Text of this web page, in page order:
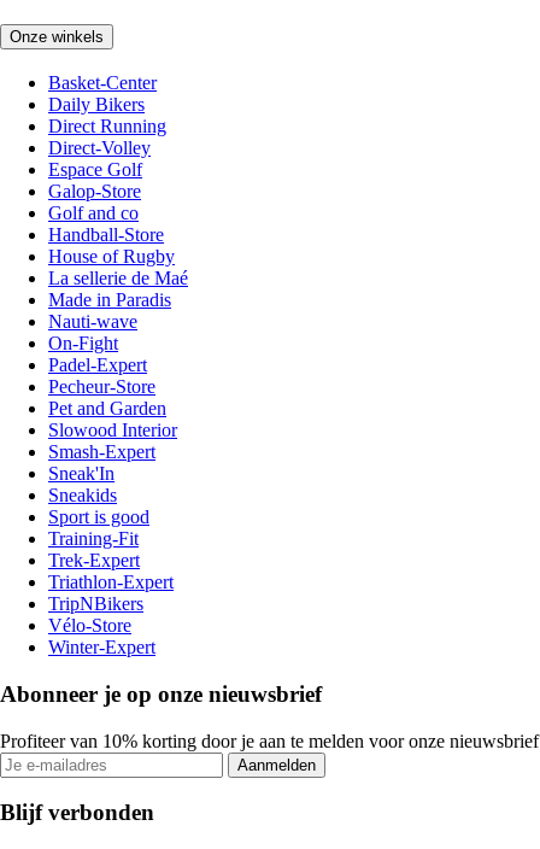
Onze winkels
Basket-Center
Daily Bikers
Direct Running
Direct-Volley
Espace Golf
Galop-Store
Golf and co
Handball-Store
House of Rugby
La sellerie de Maé
Made in Paradis
Nauti-wave
On-Fight
Padel-Expert
Pecheur-Store
Pet and Garden
Slowood Interior
Smash-Expert
Sneak'In
Sneakids
Sport is good
Training-Fit
Trek-Expert
Triathlon-Expert
TripNBikers
Vélo-Store
Winter-Expert
Abonneer je op onze nieuwsbrief
Profiteer van 10% korting door je aan te melden voor onze nieuwsbrief
Aanmelden
Blijf verbonden